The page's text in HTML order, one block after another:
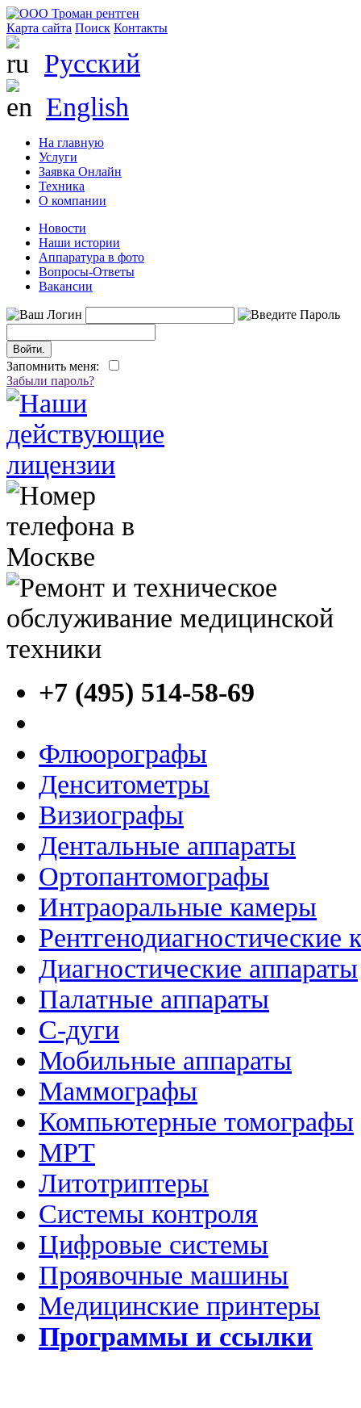
Карта сайта Поиск Контакты
Русский
English
На главную
Услуги
Заявка Онлайн
Техника
О компании
Новости
Наши истории
Аппаратура в фото
Вопросы-Ответы
Вакансии
Запомнить меня:
Забыли пароль?
+7 (495) 514-58-69
Флюорографы
Денситометры
Визиографы
Дентальные аппараты
Ортопантомографы
Интраоральные камеры
Рентгенодиагностические
Диагностические аппараты
Палатные аппараты
C-дуги
Мобильные аппараты
Маммографы
Компьютерные томографы
МРТ
Литотриптеры
Системы контроля
Цифровые системы
Проявочные машины
Медицинские принтеры
Программы и ссылки